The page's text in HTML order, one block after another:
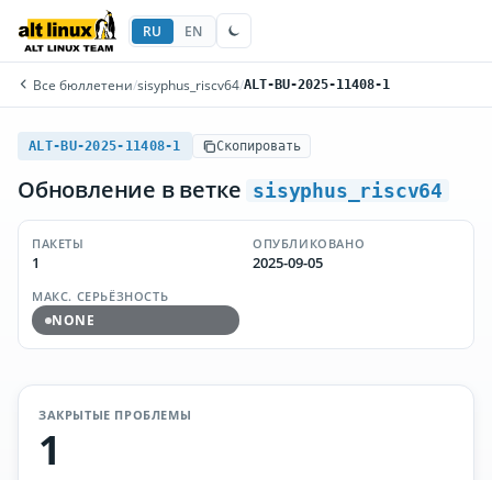
RU EN
Все бюллетени/sisyphus_riscv64/ALT-BU-2025-11408-1
ALT-BU-2025-11408-1 Скопировать
Обновление в ветке sisyphus_riscv64
ПАКЕТЫ
1
ОПУБЛИКОВАНО
2025-09-05
МАКС. СЕРЬЁЗНОСТЬ
NONE
ЗАКРЫТЫЕ ПРОБЛЕМЫ
1